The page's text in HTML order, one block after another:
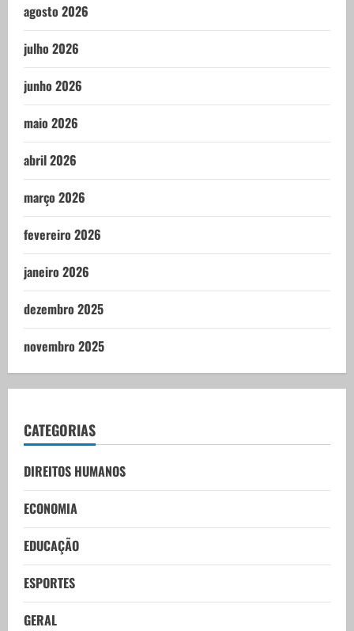
agosto 2026
julho 2026
junho 2026
maio 2026
abril 2026
março 2026
fevereiro 2026
janeiro 2026
dezembro 2025
novembro 2025
CATEGORIAS
DIREITOS HUMANOS
ECONOMIA
EDUCAÇÃO
ESPORTES
GERAL